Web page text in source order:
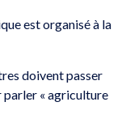
est organisé à la
doivent passer
parler « agriculture